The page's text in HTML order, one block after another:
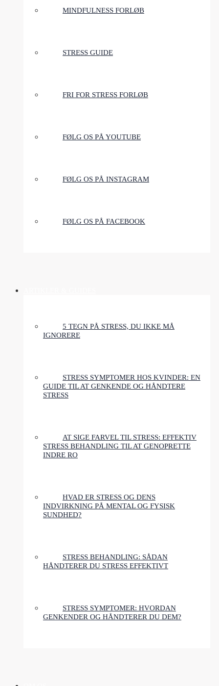
MINDFULNESS FORLØB
STRESS GUIDE
FRI FOR STRESS FORLØB
FØLG OS PÅ YOUTUBE
FØLG OS PÅ INSTAGRAM
FØLG OS PÅ FACEBOOK
5 TEGN PÅ STRESS, DU IKKE MÅ
IGNORERE
STRESS SYMPTOMER HOS KVINDER: EN
GUIDE TIL AT GENKENDE OG HÅNDTERE
STRESS
AT SIGE FARVEL TIL STRESS: EFFEKTIV
STRESS BEHANDLING TIL AT GENOPRETTE
INDRE RO
HVAD ER STRESS OG DENS
INDVIRKNING PÅ MENTAL OG FYSISK
SUNDHED?
STRESS BEHANDLING: SÅDAN
HÅNDTERER DU STRESS EFFEKTIVT
STRESS SYMPTOMER: HVORDAN
GENKENDER OG HÅNDTERER DU DEM?